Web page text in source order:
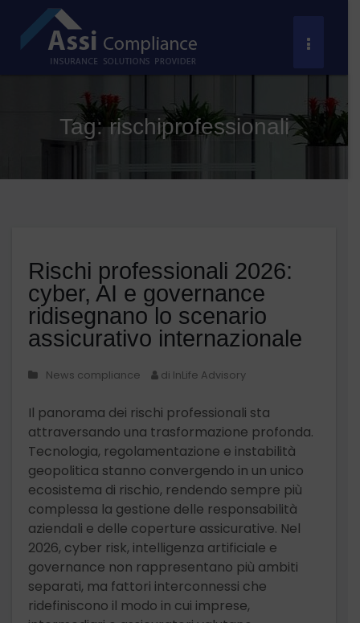
contenuto
Toggle
Tag:rischiprofessionali
Rischi professionali 2026:
cyber, AI e governance
ridisegnano lo scenario
assicurativo internazionale
News compliance di InLife Advisory
Il panorama dei rischi professionali sta
attraversando una trasformazione profonda.
Tecnologia, regolamentazione e instabilità
geopolitica stanno convergendo in un unico
ecosistema di rischio, rendendo sempre più
complessa la gestione delle responsabilità
aziendali e delle coperture assicurative. Nel
2026, cyber risk, intelligenza artificiale e
governance non rappresentano più ambiti
separati, ma fattori interconnessi che
ridefiniscono il modo in cui imprese,